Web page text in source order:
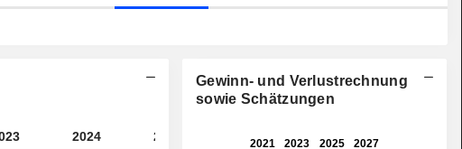
2024 2025 2026 2027
Gewinn- und Verlustrechnung
sowie Schätzungen